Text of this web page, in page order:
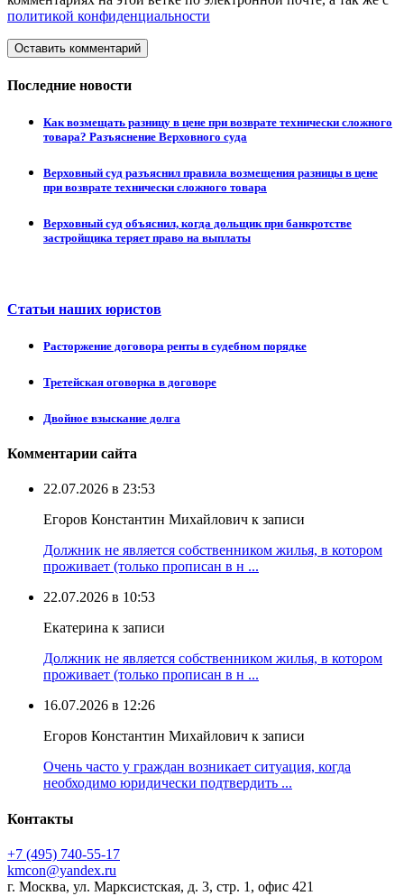
политикой конфиденциальности
Оставить комментарий
Последние новости
Как возмещать разницу в цене при возврате технически сложного
товара? Разъяснение Верховного суда
Верховный суд разъяснил правила возмещения разницы в цене
при возврате технически сложного товара
Верховный суд объяснил, когда дольщик при банкротстве
застройщика теряет право на выплаты
Статьи наших юристов
Расторжение договора ренты в судебном порядке
Третейская оговорка в договоре
Двойное взыскание долга
Комментарии сайта
22.07.2026 в 23:53
Егоров Константин Михайлович к записи
Должник не является собственником жилья, в котором
проживает (только прописан в н ...
22.07.2026 в 10:53
Екатерина к записи
Должник не является собственником жилья, в котором
проживает (только прописан в н ...
16.07.2026 в 12:26
Егоров Константин Михайлович к записи
Очень часто у граждан возникает ситуация, когда
необходимо юридически подтвердить ...
Контакты
+7 (495) 740‑55‑17
kmcon@yandex.ru
г. Москва, ул. Марксистская, д. 3, стр. 1, офис 421